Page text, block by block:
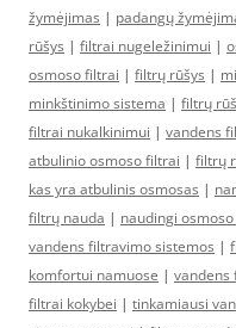
žymėjimas | padangų
rūšys | filtrai nugeležinimui |
osmoso filtrai | filtrų rūšys |
minkštinimo sistema | filtrų
filtrai nukalkinimui | vandens
atbulinio osmoso filtrai | filtrų
kas yra atbulinis osmosas |
filtrų nauda | naudingi
vandens filtravimo sistemos |
komfortui namuose | vandens
filtrai kokybei | tinkamiausi